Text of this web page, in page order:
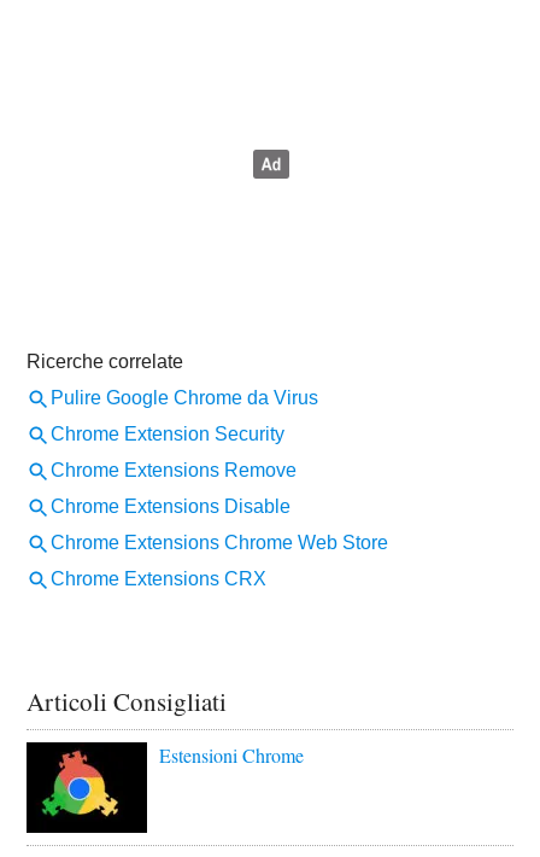
Articoli Consigliati
Estensioni Chrome